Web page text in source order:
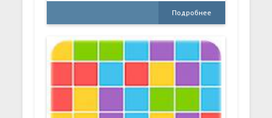
Подробнее